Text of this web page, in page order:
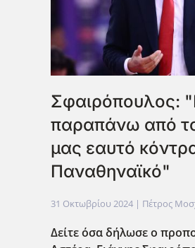
Σφαιρόπουλος:
παραπάνω από
μας εαυτό
Παναθηναϊκό"
31 Οκτωβρίου 2024 | Πέτρος
Δείτε όσα δήλωσε ο